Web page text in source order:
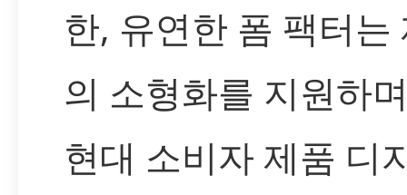
한, 유연한 폼 팩터는
의 소형화를 지원하
현대 소비자 제품 디